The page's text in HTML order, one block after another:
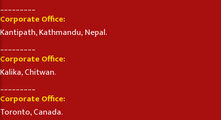
Corporate Office:
Kantipath, Kathmandu, Nepal.
Corporate Office:
Kalika, Chitwan.
Corporate Office:
Toronto, Canada.